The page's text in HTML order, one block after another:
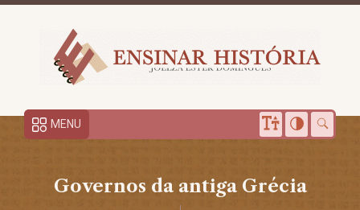
MENU
Governos da antiga Grécia